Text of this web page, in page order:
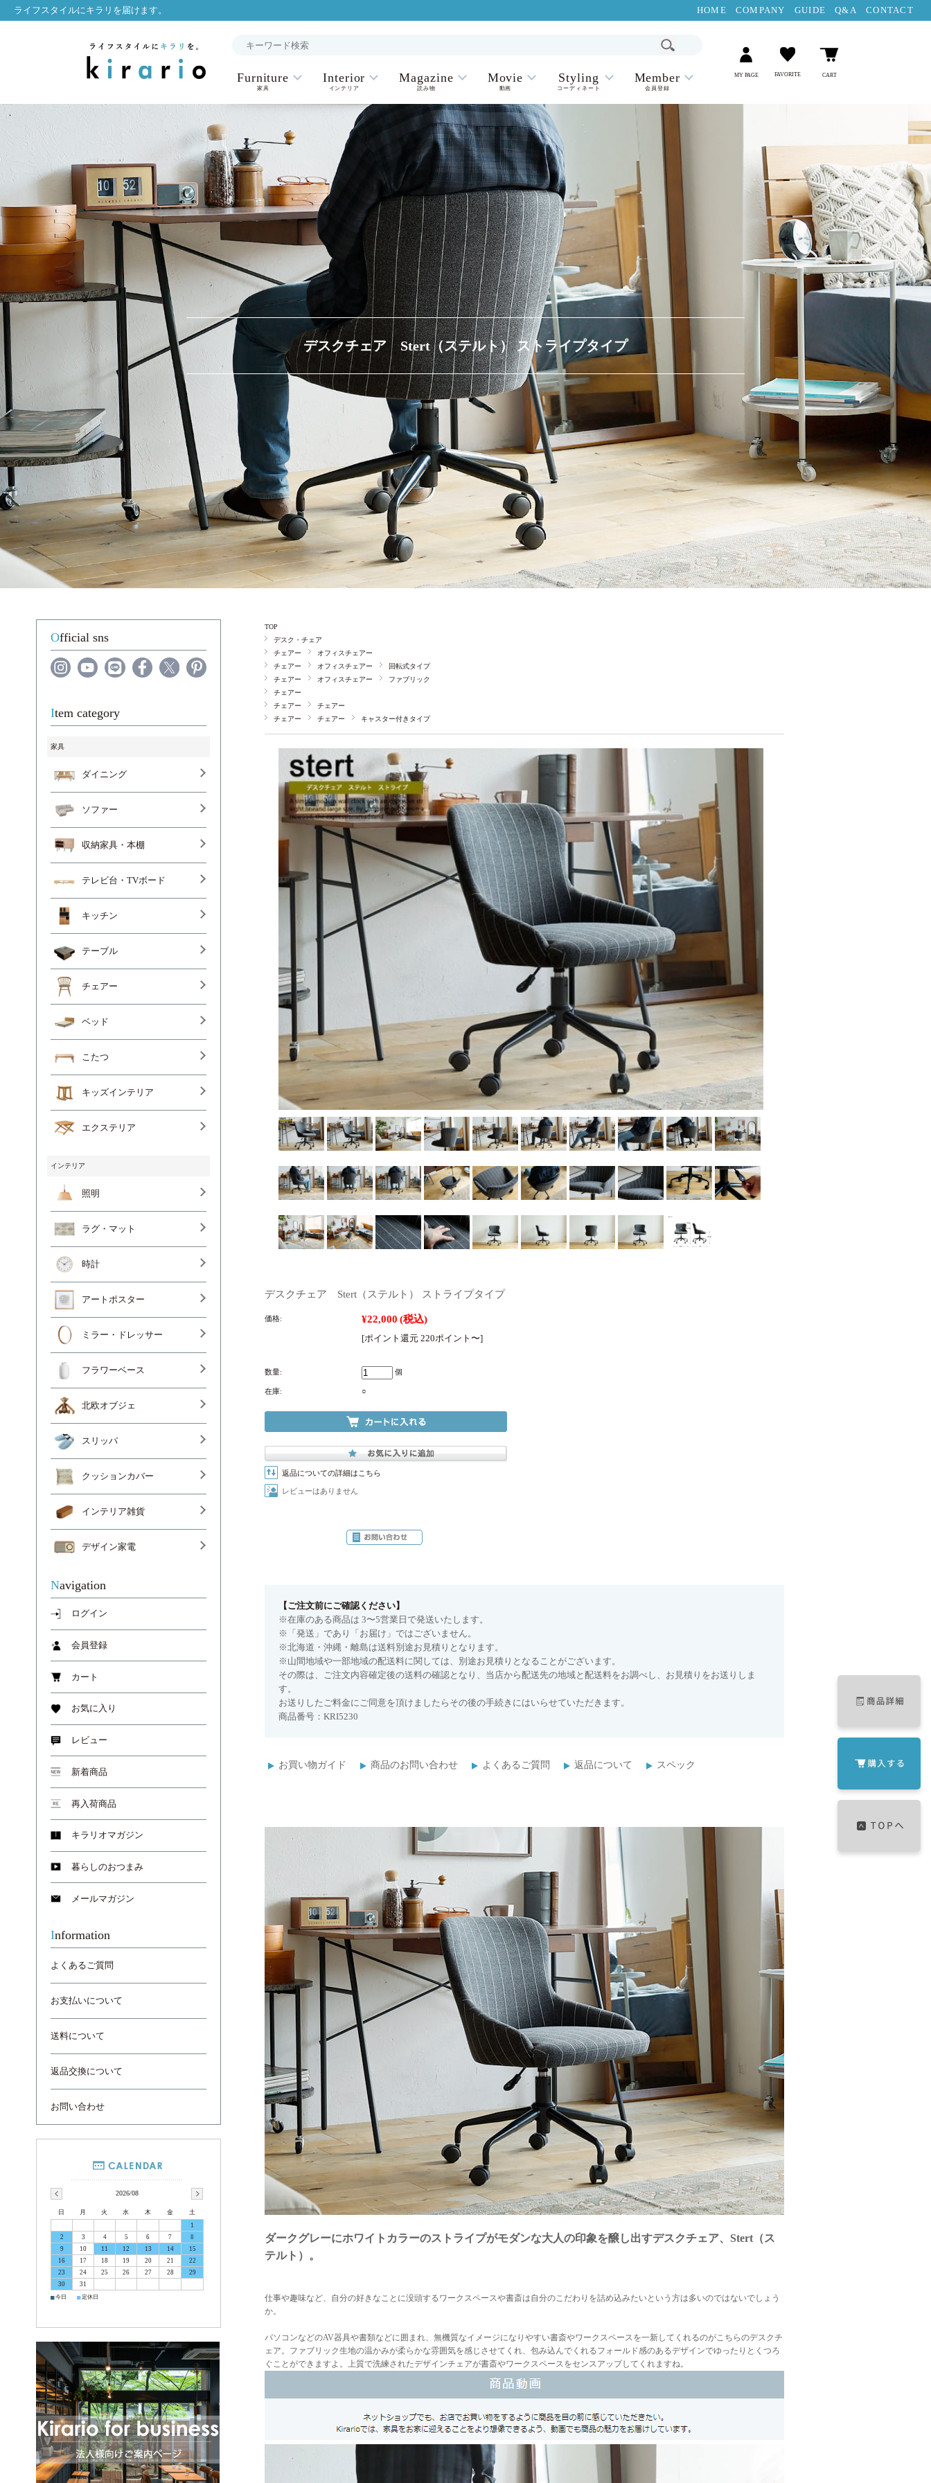
ライフスタイルにキラリを届けます。 HOME COMPANY GUIDE Q&A CONTACT
Furniture
家具
Interior
インテリア
Magazine
読み物
Movie
動画
Styling
コーディネート
Member
会員登録
MY PAGE FAVORITE CART
TOP
デスク・チェア
チェアー
オフィスチェアー
チェアー
オフィスチェアー
回転式タイプ
チェアー
オフィスチェアー
ファブリック
チェアー
チェアー
チェアー
チェアー
チェアー キャスター付きタイプ
デスクチェア Stert（ステルト） ストライプタイプ
価格: ¥22,000 (税込)
[ポイント還元 220ポイント〜]
数量: 個
在庫: ○
返品についての詳細はこちら
レビューはありません
【ご注文前にご確認ください】
※在庫のある商品は 3〜5営業日で発送いたします。
※「発送」であり「お届け」ではございません。
※北海道・沖縄・離島は送料別途お見積りとなります。
※山間地域や一部地域の配送料に関しては、別途お見積りとなることがございます。
その際は、ご注文内容確定後の送料の確認となり、当店から配送先の地域と配送料をお調べし、お見積りをお送りしま
す。
お送りしたご料金にご同意を頂けましたらその後の手続きにはいらせていただきます。
商品番号：KRI5230
お買い物ガイド 商品のお問い合わせ よくあるご質問 返品について スペック
ダークグレーにホワイトカラーのストライプがモダンな大人の印象を醸し出すデスクチェア、Stert（ス
テルト）。
仕事や趣味など、自分の好きなことに没頭するワークスペースや書斎は自分のこだわりを詰め込みたいという方は多いのではないでしょう
か。
パソコンなどのAV器具や書類などに囲まれ、無機質なイメージになりやすい書斎やワークスペースを一新してくれるのがこちらのデスクチ
ェア。ファブリック生地の温かみが柔らかな雰囲気を感じさせてくれ、包み込んでくれるフォールド感のあるデザインでゆったりとくつろ
ぐことができますよ。上質で洗練されたデザインチェアが書斎やワークスペースをセンスアップしてくれますね。
Official sns
Item category
家具
ダイニング
ソファー
収納家具・本棚
テレビ台・TVボード
キッチン
テーブル
チェアー
ベッド
こたつ
キッズインテリア
エクステリア
インテリア
照明
ラグ・マット
時計
アートポスター
ミラー・ドレッサー
フラワーベース
北欧オブジェ
スリッパ
クッションカバー
インテリア雑貨
デザイン家電
Navigation
ログイン
会員登録
カート
お気に入り
レビュー
新着商品
再入荷商品
キラリオマガジン
暮らしのおつまみ
メールマガジン
Information
よくあるご質問
お支払いについて
送料について
返品交換について
お問い合わせ
2026/08
日 月 火 水 木 金
土
1
2
3 4 5 6 7
8
9
10 11 12 13 14
15
16
17 18 19 20 21
22
23
24 25 26 27 28
29
30
31
■ 今日 ■ 定休日